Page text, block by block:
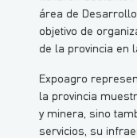
área de
objetivo de
de la provincia en
Expoagro
la provincia
y minera, sino
servicios, su